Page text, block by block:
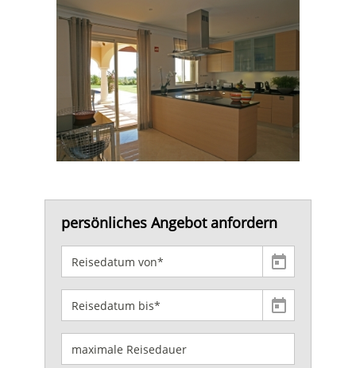
persönliches Angebot anfordern